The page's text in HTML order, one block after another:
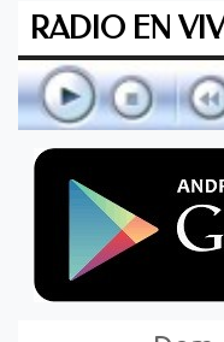
RADIO EN